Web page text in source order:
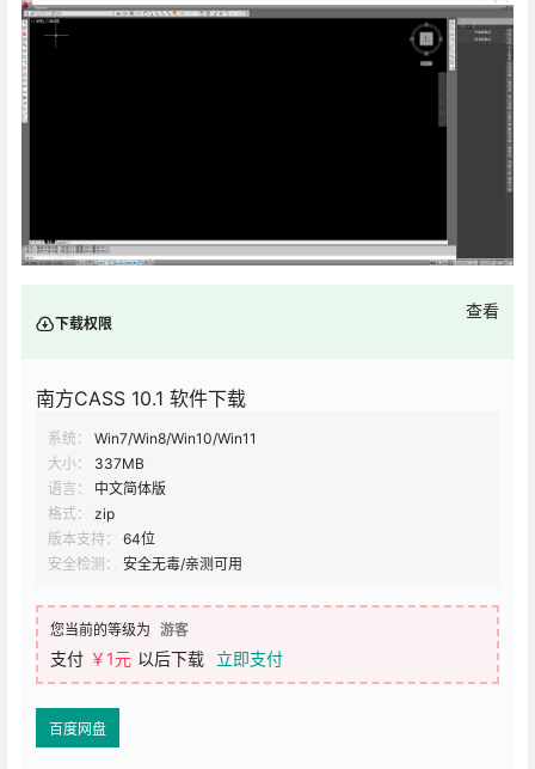
下载权限
查看
南方CASS 10.1 软件下载
系统：
Win7/Win8/Win10/Win11
大小：
337MB
语言：
中文简体版
格式：
zip
版本支持：
64位
安全检测：
安全无毒/亲测可用
您当前的等级为 游客
支付 ￥1元 以后下载 立即支付
百度网盘